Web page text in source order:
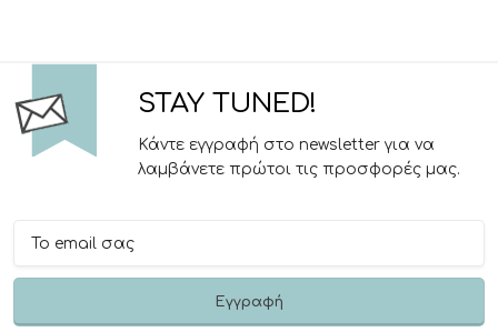
STAY TUNED!
Κάντε εγγραφή στο newsletter για να
λαμβάνετε πρώτοι τις προσφορές μας.